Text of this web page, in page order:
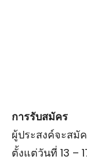
การรับสมัคร
ผู้ประสงค์จะสมั
ตั้งแต่วันที่ 13 –